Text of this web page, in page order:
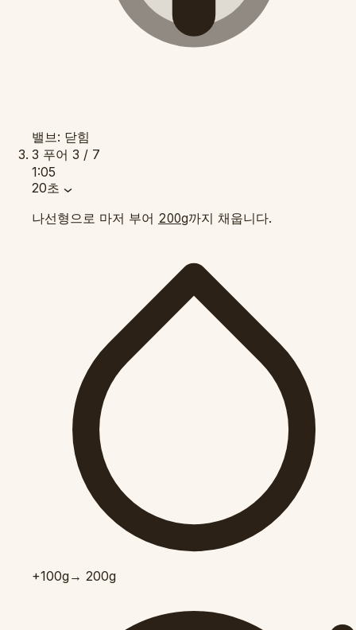
밸브: 닫힘
3 푸어 3 / 7
1:05
20초
나선형으로 마저 부어 200g까지 채웁니다.
+100g→ 200g